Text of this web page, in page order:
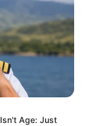
ou
o que muda
Age: Just